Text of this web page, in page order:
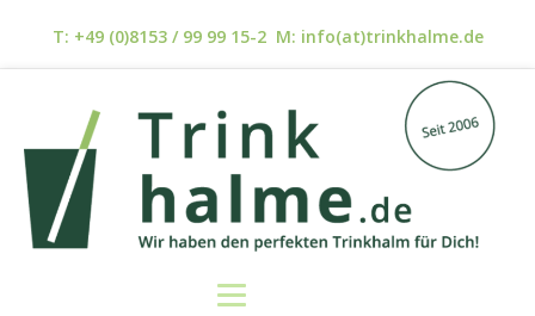
T: +49 (0)8153 / 99 99 15-2 M: info(at)trinkhalme.de